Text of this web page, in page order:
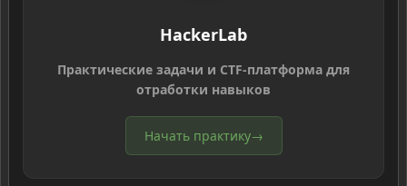
HackerLab
Практические задачи и CTF-платформа для
отработки навыков
Начать практику→